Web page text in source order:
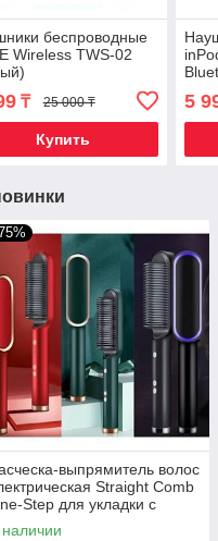
беспроводные
Wireless TWS-02
₸ 25 000 ₸
Купить
5
выпрямитель волос
Straight Сomb
Step для укладки с
эффектом